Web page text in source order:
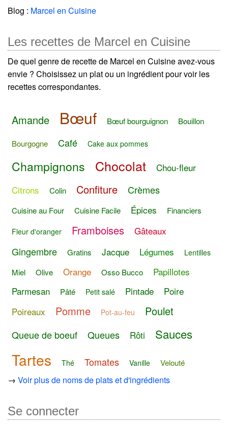
Blog : Marcel en Cuisine
Les recettes de Marcel en Cuisine
De quel genre de recette de Marcel en Cuisine avez-vous
envie ? Choisissez un plat ou un ingrédient pour voir les
recettes correspondantes.
Amande Bœuf Bœuf bourguignon Bouillon
Bourgogne Café Cake aux pommes
Champignons Chocolat
Chou-fleur
Citrons
Colin Confiture Crèmes
Cuisine au Four Cuisine Facile Épices Financiers
Fleur d'oranger Framboises Gâteaux
Gingembre Gratins Jacque Légumes Lentilles
Miel Olive Orange Osso Bucco
Papillotes
Parmesan
Pâté Petit salé Pintade
Poire
Poireaux
Pomme Pot-au-feu Poulet
Queue de boeuf Queues Rôti Sauces
Tartes Thé Tomates Vanille Velouté
→ Voir plus de noms de plats et d'ingrédients
Se connecter